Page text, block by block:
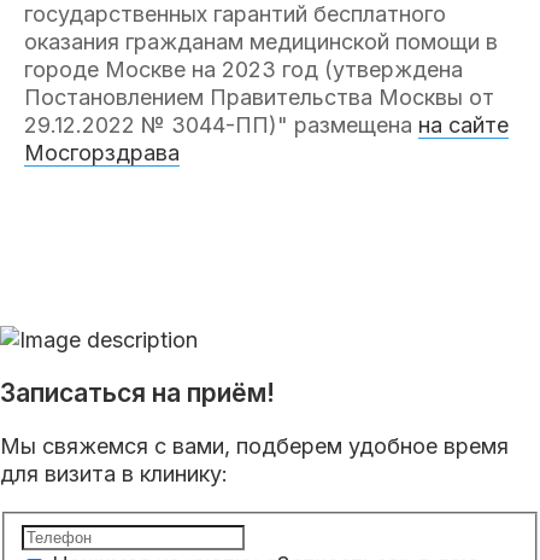
государственных гарантий бесплатного
оказания гражданам медицинской помощи в
городе Москве на 2023 год (утверждена
Постановлением Правительства Москвы от
29.12.2022 № 3044-ПП)" размещена на сайте
Мосгорздрава
Записаться на приём!
Мы свяжемся с вами, подберем удобное время
для визита в клинику: